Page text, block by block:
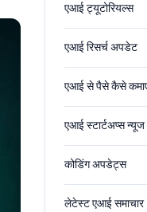
एआई ट्यूटोरियल्स
एआई रिसर्च अपडेट
एआई से पैसे कैसे
एआई स्टार्टअप्स न्यूज
कोडिंग अपडेट्स
लेटेस्ट एआई समाचार